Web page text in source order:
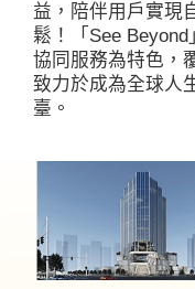
益，陪伴用戶實現
鬆！「See
協同服務為特色，
致力於成為全球人
臺。